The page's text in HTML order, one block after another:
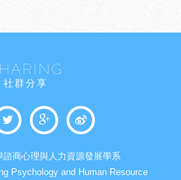
社群分享
諮商心理與人力資源發展學系
Psychology and Human Resource